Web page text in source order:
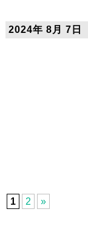
2024年 8月 7日
1 2 »